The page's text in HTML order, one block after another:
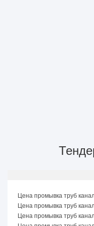
Цена промывка труб
Цена промывка труб
Цена промывка труб